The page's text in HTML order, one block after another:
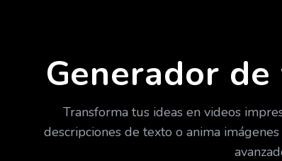
Generador
Transforma tus ideas en videos
descripciones de texto o anima